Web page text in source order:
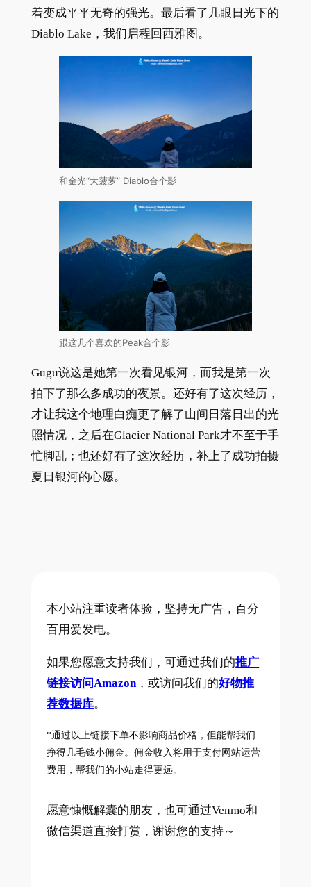
着变成平平无奇的强光。最后看了几眼日光下的
Diablo Lake，我们启程回西雅图。
和金光“大菠萝” Diablo合个影
跟这几个喜欢的Peak合个影
Gugu说这是她第一次看见银河，而我是第一次
拍下了那么多成功的夜景。还好有了这次经历，
才让我这个地理白痴更了解了山间日落日出的光
照情况，之后在Glacier National Park才不至于手
忙脚乱；也还好有了这次经历，补上了成功拍摄
夏日银河的心愿。
本小站注重读者体验，坚持无广告，百分
百用爱发电。
如果您愿意支持我们，可通过我们的推广
链接访问Amazon，或访问我们的好物推
荐数据库。
*通过以上链接下单不影响商品价格，但能帮我们
挣得几毛钱小佣金。佣金收入将用于支付网站运营
费用，帮我们的小站走得更远。
愿意慷慨解囊的朋友，也可通过Venmo和
微信渠道直接打赏，谢谢您的支持～